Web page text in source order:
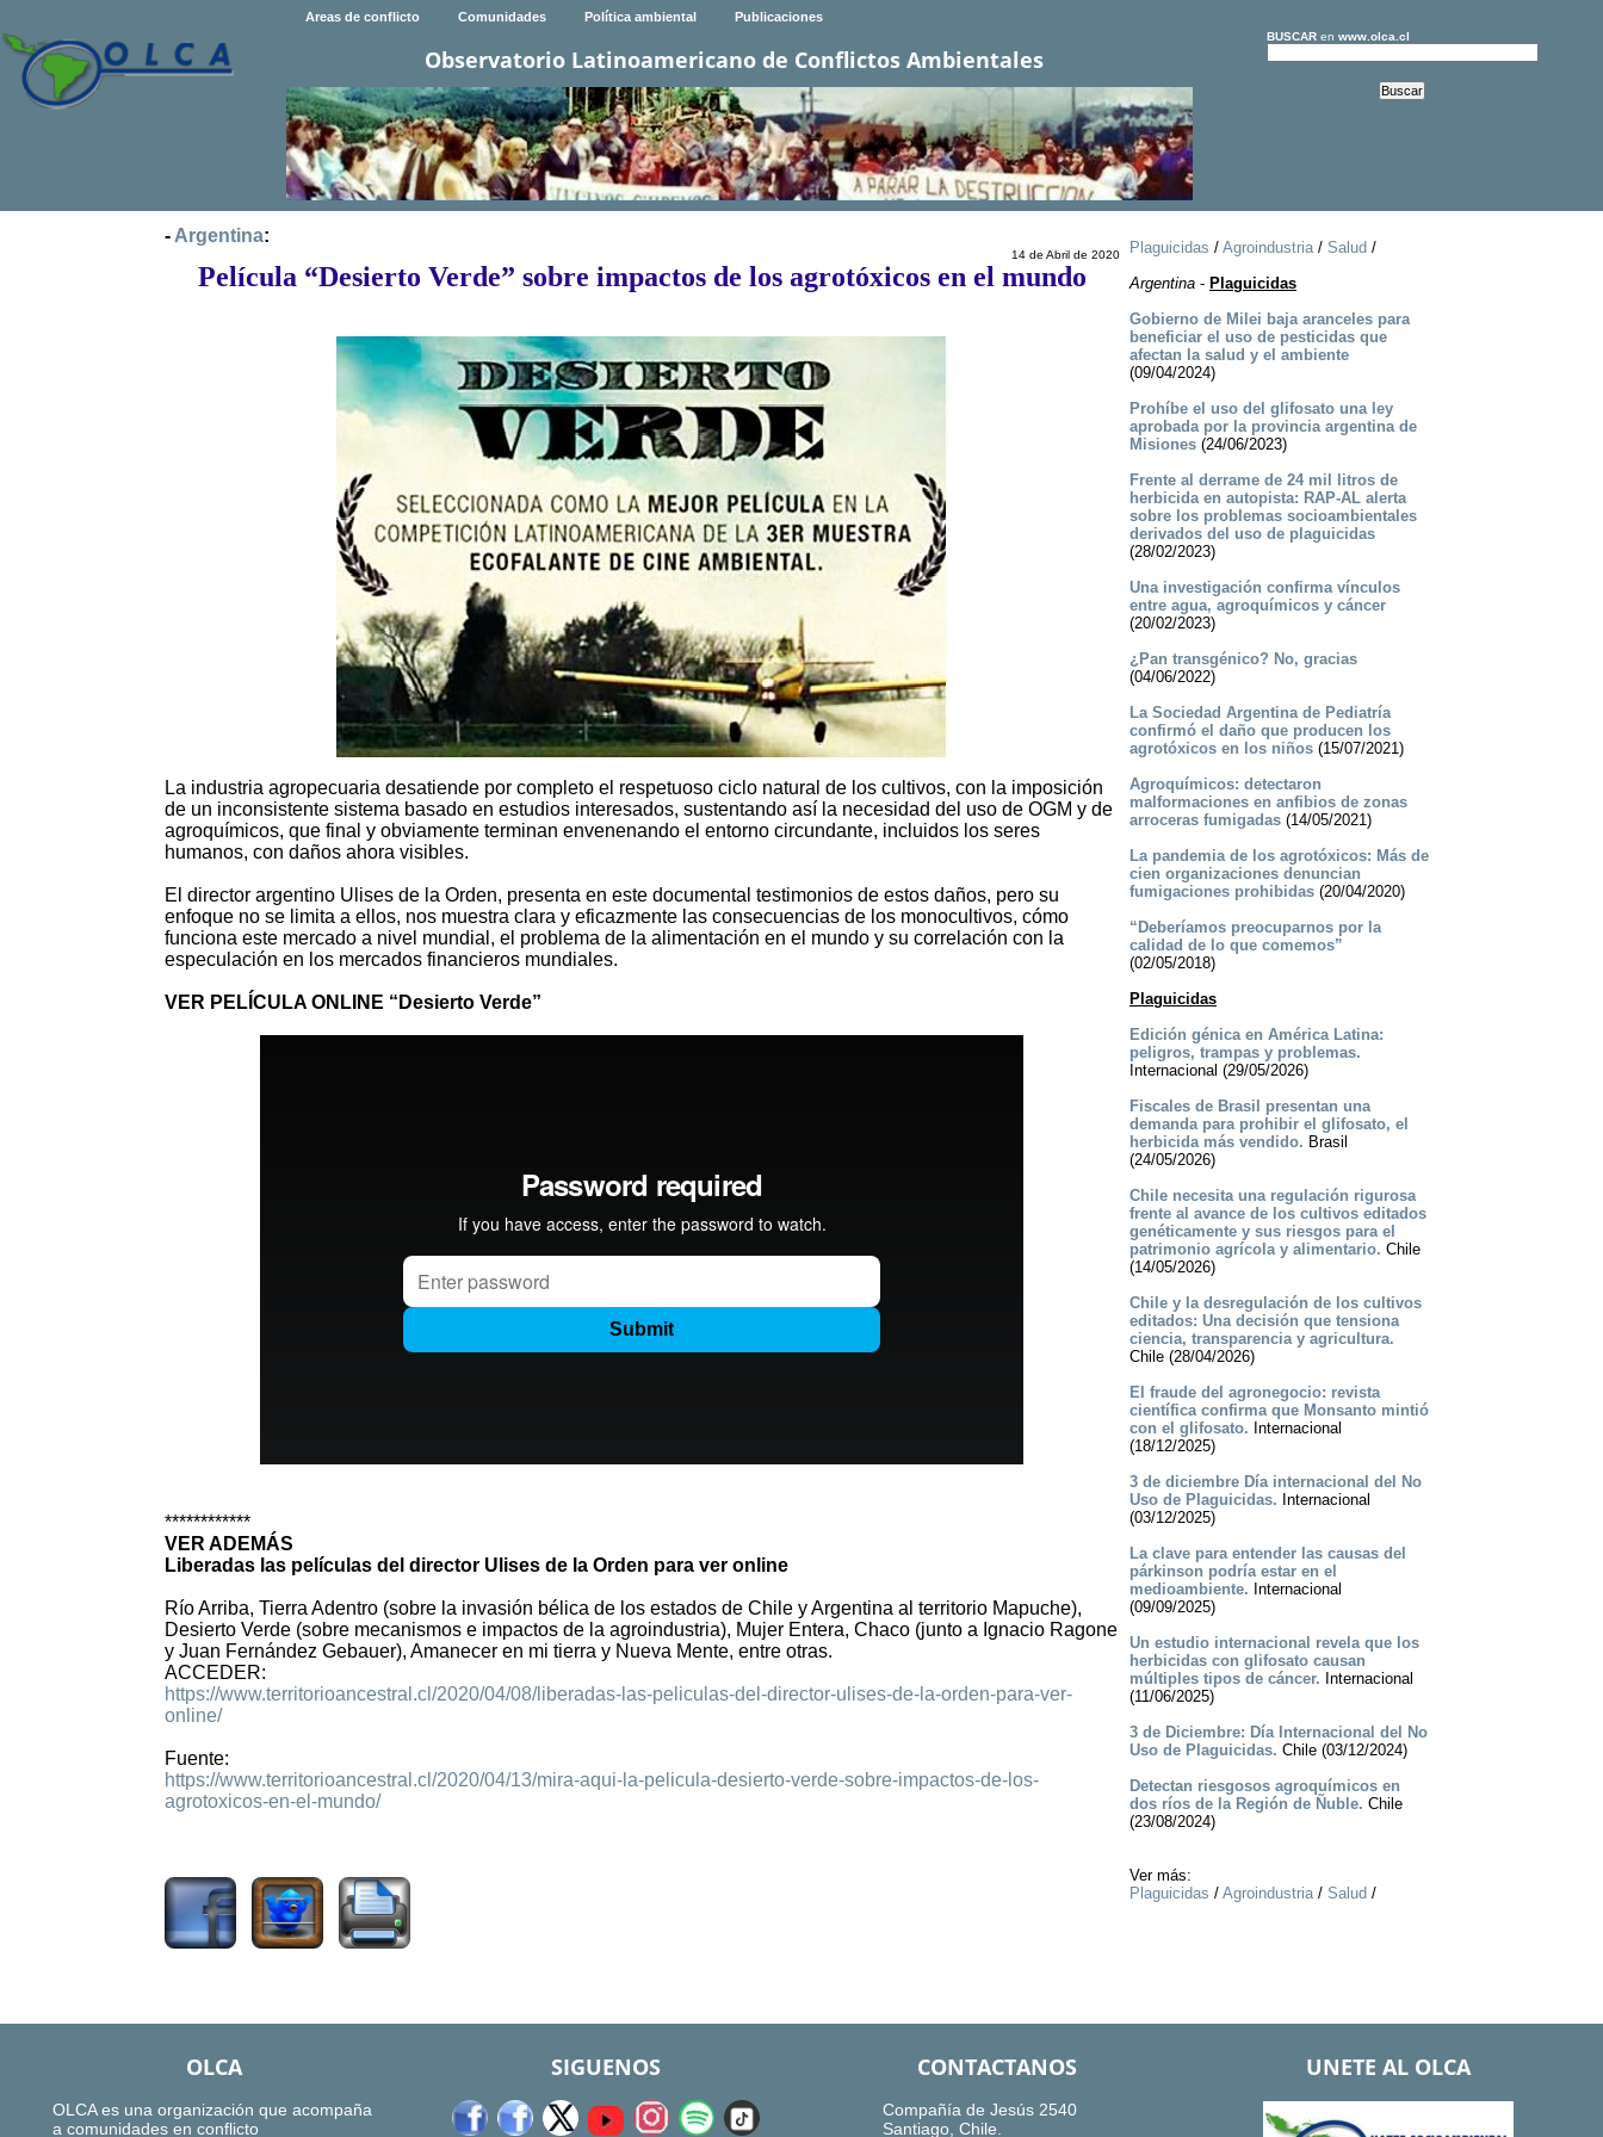
Areas de conflicto Comunidades Política ambiental Publicaciones
Observatorio Latinoamericano de Conflictos Ambientales
BUSCARen www.olca.cl
- Argentina:
14 de Abril de 2020
Película “Desierto Verde” sobre impactos de los agrotóxicos en el mundo
La industria agropecuaria desatiende por completo el respetuoso ciclo natural de los cultivos, con la imposición
de un inconsistente sistema basado en estudios interesados, sustentando así la necesidad del uso de OGM y de
agroquímicos, que final y obviamente terminan envenenando el entorno circundante, incluidos los seres
humanos, con daños ahora visibles.
El director argentino Ulises de la Orden, presenta en este documental testimonios de estos daños, pero su
enfoque no se limita a ellos, nos muestra clara y eficazmente las consecuencias de los monocultivos, cómo
funciona este mercado a nivel mundial, el problema de la alimentación en el mundo y su correlación con la
especulación en los mercados financieros mundiales.
VER PELÍCULA ONLINE “Desierto Verde”
************
VER ADEMÁS
Liberadas las películas del director Ulises de la Orden para ver online
Río Arriba, Tierra Adentro (sobre la invasión bélica de los estados de Chile y Argentina al territorio Mapuche),
Desierto Verde (sobre mecanismos e impactos de la agroindustria), Mujer Entera, Chaco (junto a Ignacio Ragone
y Juan Fernández Gebauer), Amanecer en mi tierra y Nueva Mente, entre otras.
ACCEDER:
https://www.territorioancestral.cl/2020/04/08/liberadas-las-peliculas-del-director-ulises-de-la-orden-para-ver-
online/
Fuente:
https://www.territorioancestral.cl/2020/04/13/mira-aqui-la-pelicula-desierto-verde-sobre-impactos-de-los-
agrotoxicos-en-el-mundo/
Plaguicidas / Agroindustria/ Salud /
Argentina- Plaguicidas
Gobierno de Milei baja aranceles para
beneficiar el uso de pesticidas que
afectan la salud y el ambiente
(09/04/2024)
Prohíbe el uso del glifosato una ley
aprobada por la provincia argentina de
Misiones(24/06/2023)
Frente al derrame de 24 mil litros de
herbicida en autopista: RAP-AL alerta
sobre los problemas socioambientales
derivados del uso de plaguicidas
(28/02/2023)
Una investigación confirma vínculos
entre agua, agroquímicos y cáncer
(20/02/2023)
¿Pan transgénico? No, gracias
(04/06/2022)
La Sociedad Argentina de Pediatría
confirmó el daño que producen los
agrotóxicos en los niños(15/07/2021)
Agroquímicos: detectaron
malformaciones en anfibios de zonas
arroceras fumigadas(14/05/2021)
La pandemia de los agrotóxicos: Más de
cien organizaciones denuncian
fumigaciones prohibidas(20/04/2020)
“Deberíamos preocuparnos por la
calidad de lo que comemos”
(02/05/2018)
Plaguicidas
Edición génica en América Latina:
peligros, trampas y problemas.
Internacional (29/05/2026)
Fiscales de Brasil presentan una
demanda para prohibir el glifosato, el
herbicida más vendido. Brasil
(24/05/2026)
Chile necesita una regulación rigurosa
frente al avance de los cultivos editados
genéticamente y sus riesgos para el
patrimonio agrícola y alimentario. Chile
(14/05/2026)
Chile y la desregulación de los cultivos
editados: Una decisión que tensiona
ciencia, transparencia y agricultura.
Chile (28/04/2026)
El fraude del agronegocio: revista
científica confirma que Monsanto mintió
con el glifosato. Internacional
(18/12/2025)
3 de diciembre Día internacional del No
Uso de Plaguicidas. Internacional
(03/12/2025)
La clave para entender las causas del
párkinson podría estar en el
medioambiente. Internacional
(09/09/2025)
Un estudio internacional revela que los
herbicidas con glifosato causan
múltiples tipos de cáncer. Internacional
(11/06/2025)
3 de Diciembre: Día Internacional del No
Uso de Plaguicidas. Chile (03/12/2024)
Detectan riesgosos agroquímicos en
dos ríos de la Región de Ñuble. Chile
(23/08/2024)
Ver más:
Plaguicidas / Agroindustria/ Salud /
OLCA
OLCA es una organización que acompaña
a comunidades en conflicto
SIGUENOS CONTACTANOS
Compañía de Jesús 2540
Santiago, Chile.
UNETE AL OLCA